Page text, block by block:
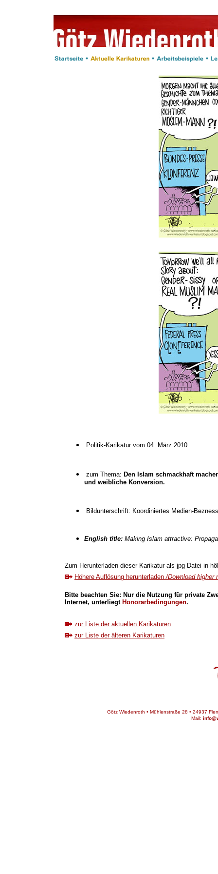
Politik-Karikatur vom 04. März 2010
zum Thema: Den Islam schmackhaft
und weibliche Konversion.
Bildunterschrift: Koordiniertes Medien-
English title: Making Islam attractive:
Zum Herunterladen dieser Karikatur als jpg-Datei in
Höhere Auflösung herunterladen/Download higher
Bitte beachten Sie: Nur die Nutzung für private
Internet, unterliegt Honorarbedingungen.
zur Liste der aktuellen Karikaturen
zur Liste der älteren Karikaturen
Götz Wiedenroth • Mühlenstraße 28 • 24937
Mail: